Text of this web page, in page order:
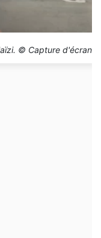
© Capture d'écran